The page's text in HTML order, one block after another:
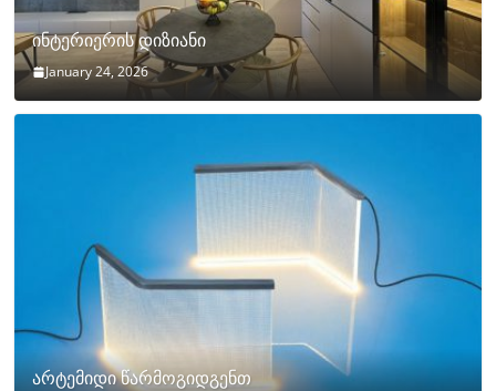
ინტერიერის დიზიანი
January 24, 2026
არტემიდი წარმოგიდგენთ